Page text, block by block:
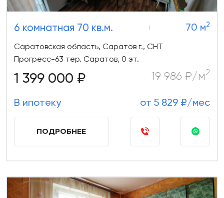
6 комнатная 70 кв.м. 70 м2
Саратовская область, Саратов г., СНТ
Прогресс-63 тер. Саратов, 0 эт.
1 399 000 ₽ 19 986 ₽/м2
В ипотеку от 5 829 ₽/мес
ПОДРОБНЕЕ